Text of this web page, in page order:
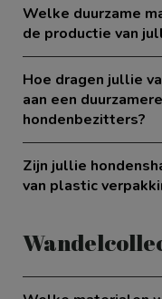
Welke duurzame
de productie van
Hoe dragen jullie
aan een
hondenbezitters?
Zijn jullie
van plastic